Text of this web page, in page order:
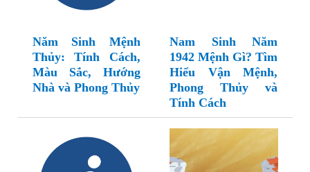
Năm Sinh Mệnh
Thủy: Tính Cách,
Màu Sắc, Hướng
Nhà và Phong Thủy
Nam Sinh Năm
1942 Mệnh Gì? Tìm
Hiểu Vận Mệnh,
Phong Thủy và
Tính Cách